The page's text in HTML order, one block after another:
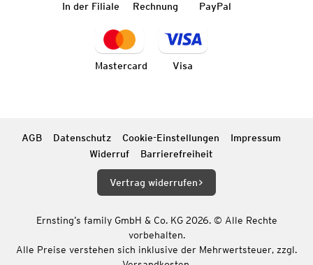
In der Filiale Rechnung PayPal
Mastercard Visa
AGB Datenschutz Cookie-Einstellungen
Impressum
Widerruf
Barrierefreiheit
Vertrag widerrufen
Ernsting’s family GmbH & Co. KG 2026. © Alle Rechte
vorbehalten.
Alle Preise verstehen sich inklusive der Mehrwertsteuer, zzgl.